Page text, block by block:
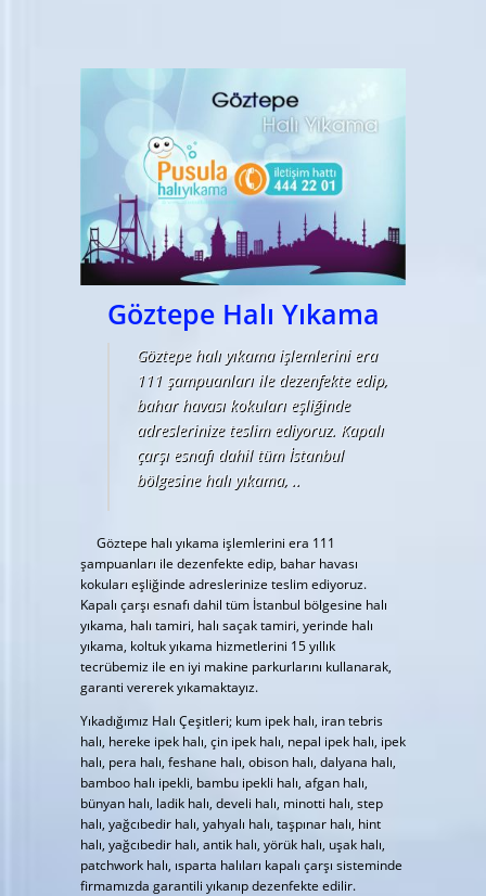
Göztepe Halı Yıkama
Göztepe halı yıkama işlemlerini era
111 şampuanları ile dezenfekte edip,
bahar havası kokuları eşliğinde
adreslerinize teslim ediyoruz. Kapalı
çarşı esnafı dahil tüm İstanbul
bölgesine halı yıkama, ..
Göztepe halı yıkama işlemlerini era 111
şampuanları ile dezenfekte edip, bahar havası
kokuları eşliğinde adreslerinize teslim ediyoruz.
Kapalı çarşı esnafı dahil tüm İstanbul bölgesine halı
yıkama, halı tamiri, halı saçak tamiri, yerinde halı
yıkama, koltuk yıkama hizmetlerini 15 yıllık
tecrübemiz ile en iyi makine parkurlarını kullanarak,
garanti vererek yıkamaktayız.
Yıkadığımız Halı Çeşitleri; kum ipek halı, iran tebris
halı, hereke ipek halı, çin ipek halı, nepal ipek halı, ipek
halı, pera halı, feshane halı, obison halı, dalyana halı,
bamboo halı ipekli, bambu ipekli halı, afgan halı,
bünyan halı, ladik halı, develi halı, minotti halı, step
halı, yağcıbedir halı, yahyalı halı, taşpınar halı, hint
halı, yağcıbedir halı, antik halı, yörük halı, uşak halı,
patchwork halı, ısparta halıları kapalı çarşı sisteminde
firmamızda garantili yıkanıp dezenfekte edilir.